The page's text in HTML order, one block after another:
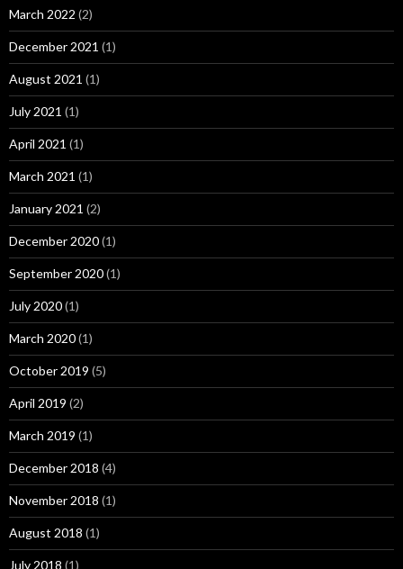
March 2022 (2)
December 2021 (1)
August 2021 (1)
July 2021 (1)
April 2021 (1)
March 2021 (1)
January 2021 (2)
December 2020(1)
September 2020(1)
July 2020(1)
March 2020(1)
October 2019 (5)
April 2019 (2)
March 2019 (1)
December 2018 (4)
November 2018 (1)
August 2018 (1)
July 2018 (1)